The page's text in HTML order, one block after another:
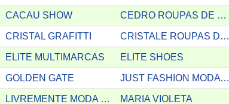
CACAU SHOW CEDRO ROUPAS DE FESTA
CRISTAL GRAFITTI CRISTALE ROUPAS DE FESTA
ELITE MULTIMARCAS ELITE SHOES
GOLDEN GATE JUST FASHION MODA FEMININA
LIVREMENTE MODA PRAIA MARIA VIOLETA